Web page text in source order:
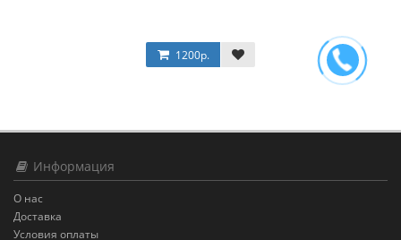
1200р.
Информация
О нас
Доставка
Условия оплаты